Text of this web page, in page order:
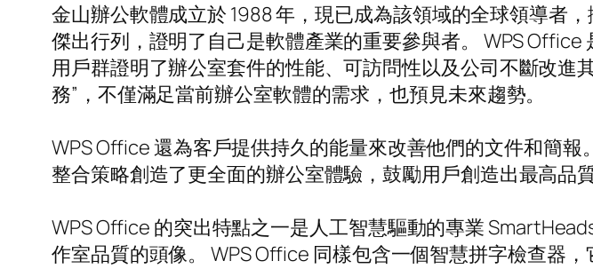
金山辦公軟體成立於 1988 年，現已成為該領域的全球領導者
傑出行列，證明了自己是軟體產業的重要參與者。 WPS
用戶群證明了辦公室套件的性能、可訪問性以及公司不斷改進
務”，不僅滿足當前辦公室軟體的需求，也預見未來趨勢。
WPS Office 還為客戶提供持久的能量來改善他們的文件和簡
整合策略創造了更全面的辦公室體驗，鼓勵用戶創造出最高品質
WPS Office 的突出特點之一是人工智慧驅動的專業
作室品質的頭像。 WPS Office 同樣包含一個智慧拼字檢查器，